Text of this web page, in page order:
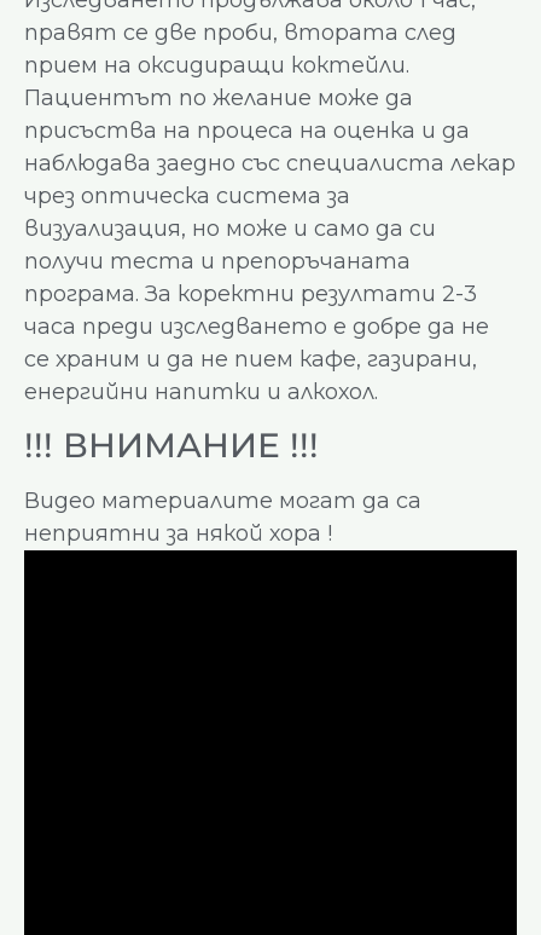
правят се две проби, втората след
прием на оксидиращи коктейли.
Пациентът по желание може да
присъства на процеса на оценка и да
наблюдава заедно със специалиста лекар
чрез оптическа система за
визуализация, но може и само да си
получи теста и препоръчаната
програма. За коректни резултати 2-3
часа преди изследването е добре да не
се храним и да не пием кафе, газирани,
енергийни напитки и алкохол.
!!! ВНИМАНИЕ !!!
Видео материалите могат да са
неприятни за някой хора !